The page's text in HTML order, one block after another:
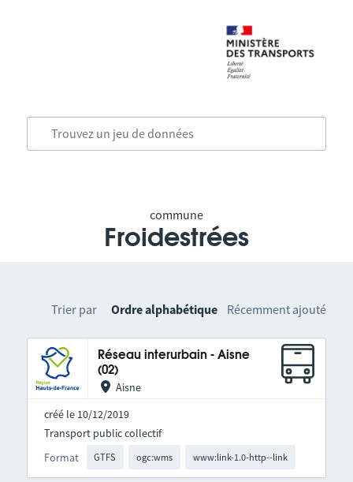
commune
Froidestrées
Trier par Ordre alphabétique Récemment ajouté
Réseau interurbain - Aisne
(02)
Aisne
créé le 10/12/2019
Format GTFS ogc:wms www:link-1.0-http--link
Transport public collectif